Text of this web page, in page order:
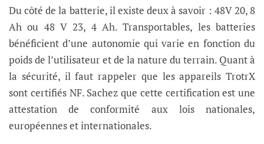
Du côté de la batterie, il existe deux à savoir : 48V 20, 8
Ah ou 48 V 23, 4 Ah. Transportables, les batteries
bénéficient d’une autonomie qui varie en fonction du
poids de l’utilisateur et de la nature du terrain. Quant à
la sécurité, il faut rappeler que les appareils TrotrX
sont certifiés NF. Sachez que cette certification est une
attestation de conformité aux lois nationales,
européennes et internationales.